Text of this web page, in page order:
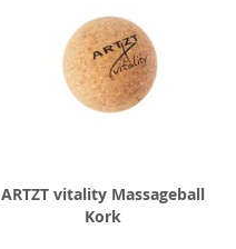
ARTZT vitality Massageball
Kork